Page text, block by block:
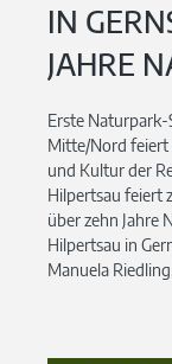
IN
JAHRE
Erste
Mitte/Nord feiert
und Kultur der
Hilpertsau feiert
über zehn Jahre
Hilpertsau in
Manuela